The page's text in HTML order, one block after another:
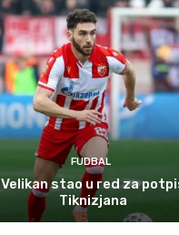
FUDBAL
Velikan stao u red za
Tiknizjana